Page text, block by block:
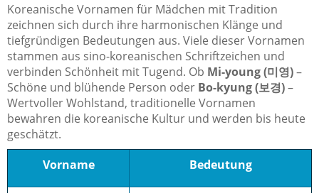
Koreanische Vornamen für Mädchen mit Tradition
zeichnen sich durch ihre harmonischen Klänge und
tiefgründigen Bedeutungen aus. Viele dieser Vornamen
stammen aus sino-koreanischen Schriftzeichen und
verbinden Schönheit mit Tugend. Ob Mi-young (미영)–
Schöne und blühende Person oder Bo-kyung (보경)–
Wertvoller Wohlstand, traditionelle Vornamen
bewahren die koreanische Kultur und werden bis heute
geschätzt.
Vorname
Bedeutung